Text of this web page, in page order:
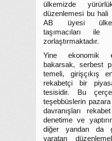
ülkemizde
düzenlemesi bu hali
AB üyesi
taşımacıları ile
zorlaştırmaktadır.
Yine ekonomik
bakarsak, serbest
temeli, girişçıkış
rekabetçi bir
tesisidir. Bu
teşebbüslerin
davranışları
denetime ve
diğer yandan da
yaratan